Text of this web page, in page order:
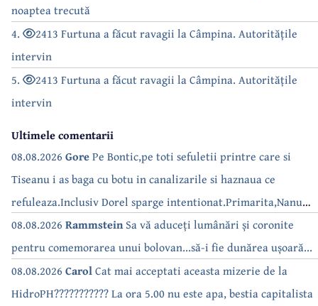
noaptea trecută
4.
2413 Furtuna a făcut ravagii la Câmpina. Autoritățile
intervin
5.
2413 Furtuna a făcut ravagii la Câmpina. Autoritățile
intervin
Ultimele comentarii
08.08.2026 GorePe Bontic,pe toti sefuletii printre care si
Tiseanu i as baga cu botu in canalizarile si haznaua ce
refuleaza.Inclusiv Dorel sparge intentionat.Primarita,Nanu
bea apa de la robinet.Asta as intreba o si pe Izabel Mitrea
08.08.2026 RammsteinSa vă aduceți lumânări și coronite
pentru comemorarea unui bolovan...să-i fie dunărea ușoară...
08.08.2026 CarolCat mai acceptati aceasta mizerie de la
HidroPH??????????? La ora 5.00 nu este apa, bestia capitalista